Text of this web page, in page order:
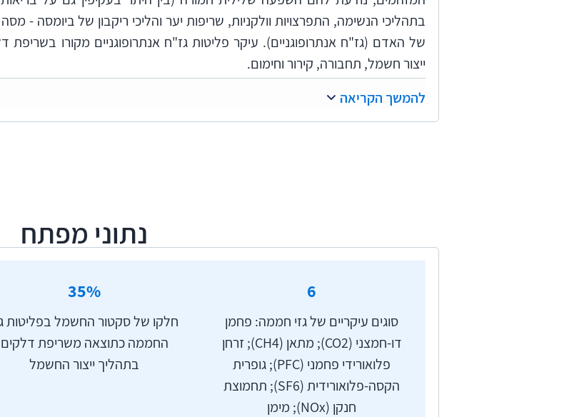
בתהליכי הנשימה, התפרצויות וולקניות, שריפות יער והליכי ריקבון של ביומסה -
של האדם (גז"ח אנתרופוגניים). עיקר פליטות גז"ח אנתרופוגניים מקורו בשריפת
ייצור חשמל, תחבורה, קירור וחימום.
האקלים בכדור הארץ התעצב במשך מאות מיליוני שנים לפי כמות קרינת השמש
תהליך זה, המכונה "אפקט החממה", עלול גם להביא להתרחשות לולאת היזון
שבהם תתרחש הגעה לנקודה קריטית של עלייה בטמפרטורה, שתביא לשינויים
למשל: האצה של המסת קרחונים - ובכלל זה משטחי הקרח בגרינלנד, שינוי
שנפלטים לאטמוספרה, החמצת האוקיינוסים, שינוי בזרמים ימיים, הפחתה
בשל כיסוי הולך ופוחת של שכבת הקרח והתגברות אירועי שריפות בשל יובש.
לשינויי האקלים השפעות שבאות לידי ביטוי בארבע מגמות עיקריות: עליית
להמשך הקריאה
נתוני מפתח
6
סוגים עיקריים של גזי חממה: פחמן
דו-חמצני (CO2); מתאן (CH4); זרחן
פלואורידי פחמני (PFC); גופרית
הקסה-פלואורידית (SF6); תחמוצת
חנקן (NOx); מימן
35%
חלקו של סקטור החשמל בפליטות
החממה כתוצאה משריפת דלקים
בתהליך ייצור החשמל